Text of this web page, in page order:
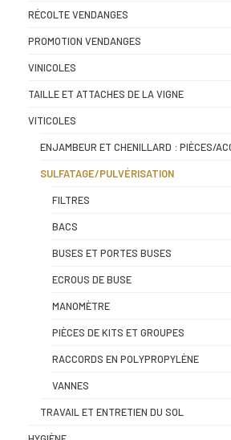
RÉCOLTE VENDANGES
PROMOTION VENDANGES
VINICOLES
TAILLE ET ATTACHES DE LA VIGNE
VITICOLES
ENJAMBEUR ET CHENILLARD : PIÈCES/
SULFATAGE/PULVÉRISATION
FILTRES
BACS
BUSES ET PORTES BUSES
ECROUS DE BUSE
MANOMÈTRE
PIÈCES DE KITS ET GROUPES
RACCORDS EN POLYPROPYLÈNE
VANNES
TRAVAIL ET ENTRETIEN DU SOL